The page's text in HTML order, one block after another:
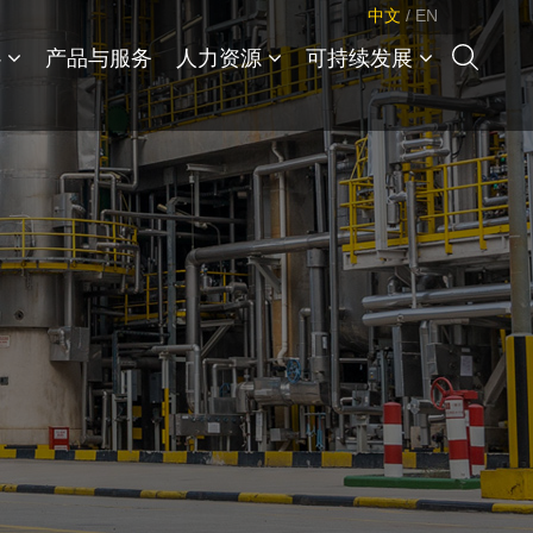
产品与服务 人力资源 可持续发展
中文 /EN